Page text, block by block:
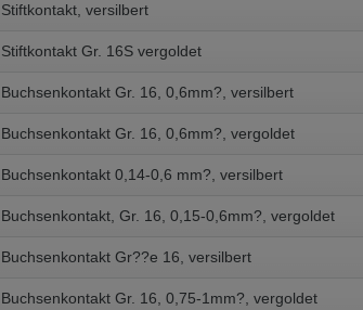
Stiftkontakt, versilbert
Stiftkontakt Gr. 16S vergoldet
Buchsenkontakt Gr. 16, 0,6mm?, versilbert
Buchsenkontakt Gr. 16, 0,6mm?, vergoldet
Buchsenkontakt 0,14-0,6 mm?, versilbert
Buchsenkontakt, Gr. 16, 0,15-0,6mm?, vergoldet
Buchsenkontakt Gr??e 16, versilbert
Buchsenkontakt Gr. 16, 0,75-1mm?, vergoldet